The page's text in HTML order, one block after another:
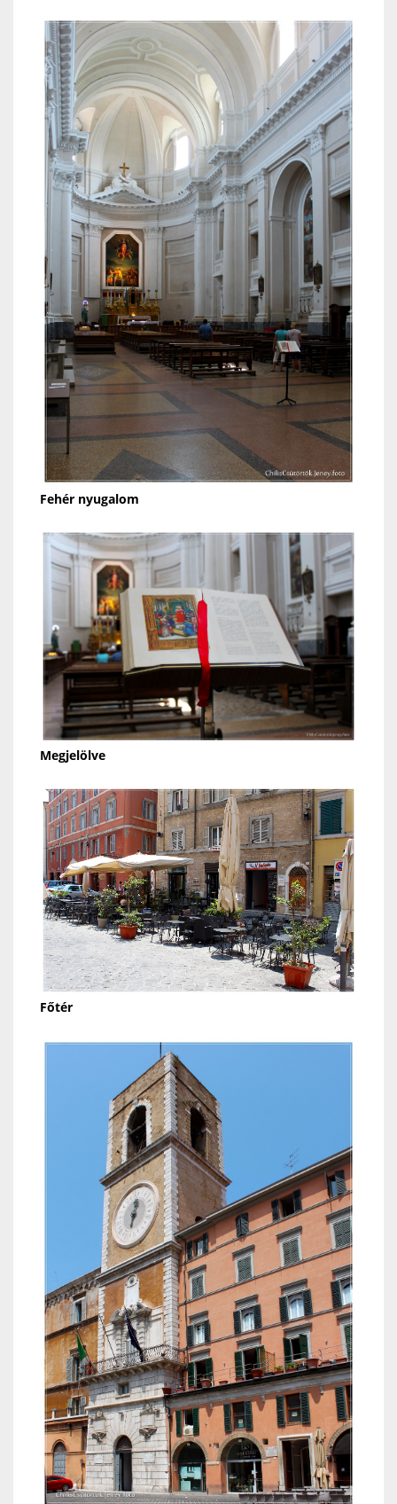
Fehér nyugalom
Megjelölve
Főtér